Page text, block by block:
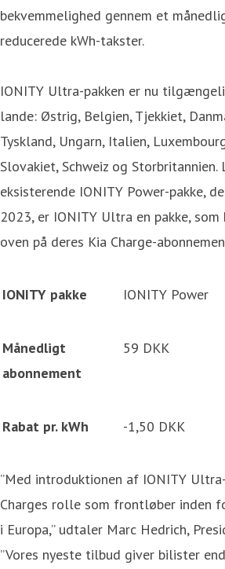
bekvemmelighed gennem et
reducerede kWh-takster.
IONITY Ultra-pakken er nu
lande: Østrig, Belgien, Tjekkiet,
Tyskland, Ungarn, Italien,
Slovakiet, Schweiz og Storbritannien.
eksisterende IONITY Power-pakke,
2023, er IONITY Ultra en pakke,
oven på deres Kia Charge-
IONITY pakke IONITY Power
Månedligt
abonnement
59 DKK
Rabat pr. kWh -1,50 DKK
”Med introduktionen af IONITY
Charges rolle som frontløber inden
i Europa,” udtaler Marc Hedrich,
”Vores nyeste tilbud giver bilister